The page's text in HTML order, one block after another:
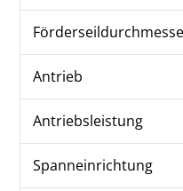
Antrieb
Antriebsleistung
Spanneinrichtung